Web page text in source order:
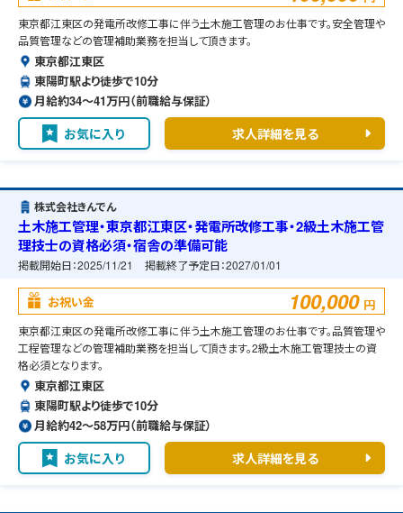
東京都江東区の発電所改修工事に伴う土木施工管理のお仕事です。安全管理や
品質管理などの管理補助業務を担当して頂きます。
東京都江東区
東陽町駅より徒歩で10分
月給約34〜41万円（前職給与保証）
お気に入り 求人詳細を見る
株式会社きんでん
土木施工管理・東京都江東区・発電所改修工事・2級土木施工管
理技士の資格必須・宿舎の準備可能
掲載開始日：2025/11/21 掲載終了予定日：2027/01/01
お祝い金 100,000 円
東京都江東区の発電所改修工事に伴う土木施工管理のお仕事です。品質管理や
工程管理などの管理補助業務を担当して頂きます。2級土木施工管理技士の資
格必須となります。
東京都江東区
東陽町駅より徒歩で10分
月給約42〜58万円（前職給与保証）
お気に入り 求人詳細を見る